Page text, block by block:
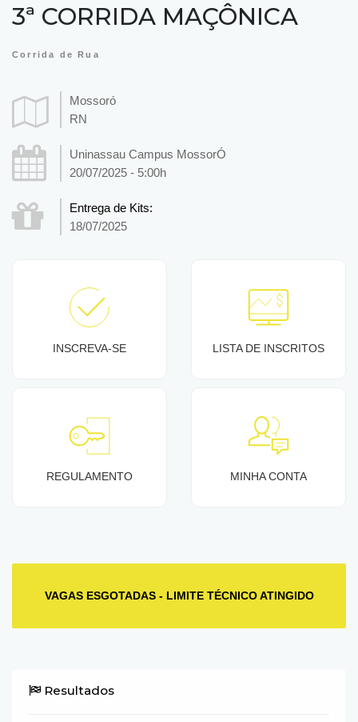
3ª CORRIDA MAÇÔNICA
Corrida de Rua
Mossoró
RN
Uninassau Campus MossorÓ
20/07/2025 - 5:00h
Entrega de Kits:
18/07/2025
INSCREVA-SE LISTA DE INSCRITOS
REGULAMENTO MINHA CONTA
VAGAS ESGOTADAS - LIMITE TÉCNICO ATINGIDO
Resultados